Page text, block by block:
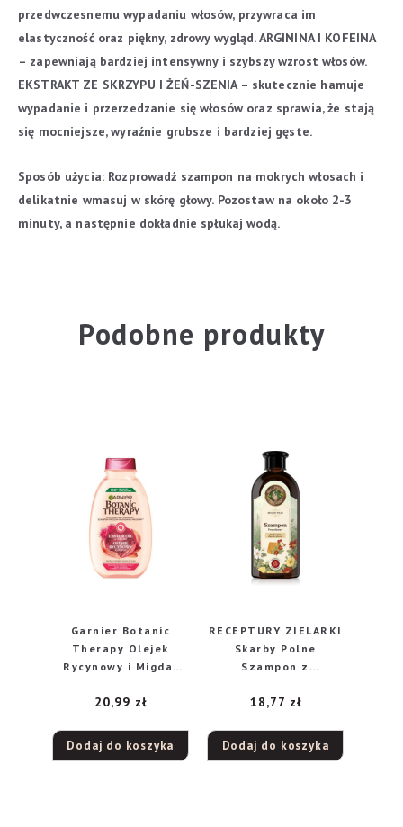
przedwczesnemu wypadaniu włosów, przywraca im
elastyczność oraz piękny, zdrowy wygląd.ARGININA I KOFEINA
– zapewniają bardziej intensywny i szybszy wzrost włosów.
EKSTRAKT ZE SKRZYPU I ŻEŃ-SZENIA – skutecznie hamuje
wypadanie i przerzedzanie się włosów oraz sprawia, że stają
się mocniejsze, wyraźnie grubsze i bardziej gęste.
Sposób użycia:Rozprowadź szampon na mokrych włosach i
delikatnie wmasuj w skórę głowy. Pozostaw na około 2-3
minuty, a następnie dokładnie spłukaj wodą.
Podobne produkty
Garnier Botanic
Therapy Olejek
Rycynowy i Migdał
osłabionych i
20,99 zł
Dodaj do koszyka
RECEPTURY ZIELARKI
Skarby Polne
Szampon z
kwiatowym
objętość włosów
350ml
18,77 zł
Dodaj do koszyka